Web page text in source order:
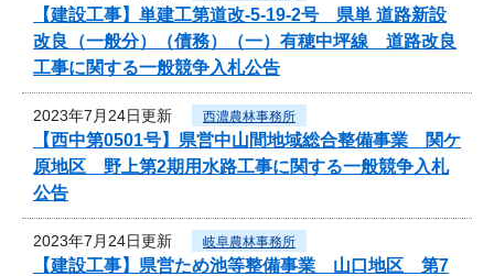
【建設工事】単建工第道改-5-19-2号 県単 道路新設
改良（一般分）（債務）（一）有穂中坪線 道路改良
工事に関する一般競争入札公告
2023年7月24日更新 西濃農林事務所
【西中第0501号】県営中山間地域総合整備事業 関ケ
原地区 野上第2期用水路工事に関する一般競争入札
公告
2023年7月24日更新 岐阜農林事務所
【建設工事】県営ため池等整備事業 山口地区 第7